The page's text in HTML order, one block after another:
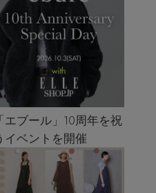
「エブール」10周年を祝
イベントを開催